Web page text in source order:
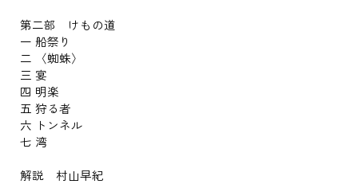
第二部 けもの道
一 船祭り
二 〈蜘蛛〉
三 宴
四 明楽
五 狩る者
六 トンネル
七 湾
解説 村山早紀